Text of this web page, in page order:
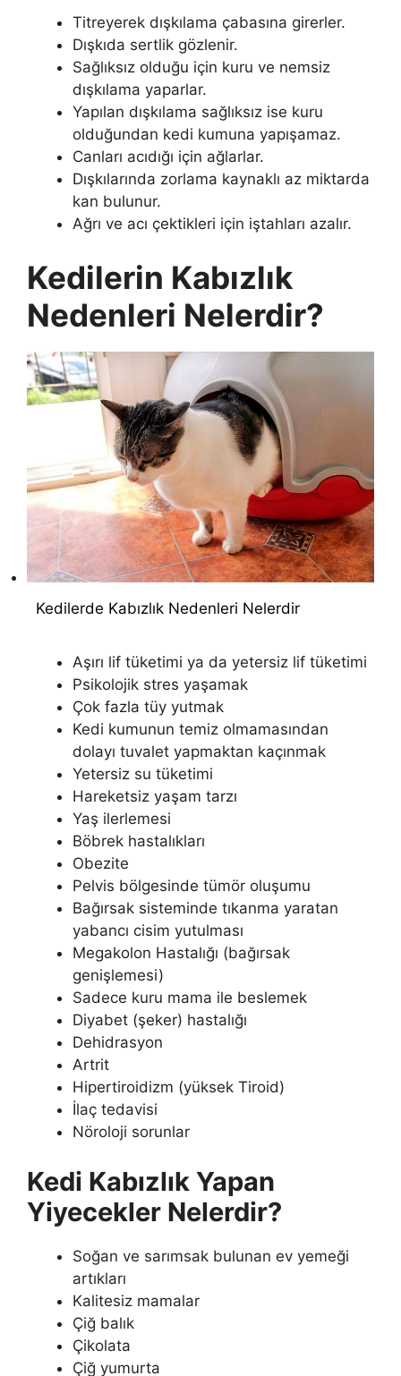
Titreyerek dışkılama çabasına girerler.
Dışkıda sertlik gözlenir.
Sağlıksız olduğu için kuru ve nemsiz
dışkılama yaparlar.
Yapılan dışkılama sağlıksız ise kuru
olduğundan kedi kumuna yapışamaz.
Canları acıdığı için ağlarlar.
Dışkılarında zorlama kaynaklı az miktarda
kan bulunur.
Ağrı ve acı çektikleri için iştahları azalır.
Kedilerin Kabızlık
Nedenleri Nelerdir?
Kedilerde Kabızlık Nedenleri Nelerdir
Aşırı lif tüketimi ya da yetersiz lif tüketimi
Psikolojik stres yaşamak
Çok fazla tüy yutmak
Kedi kumunun temiz olmamasından
dolayı tuvalet yapmaktan kaçınmak
Yetersiz su tüketimi
Hareketsiz yaşam tarzı
Yaş ilerlemesi
Böbrek hastalıkları
Obezite
Pelvis bölgesinde tümör oluşumu
Bağırsak sisteminde tıkanma yaratan
yabancı cisim yutulması
Megakolon Hastalığı (bağırsak
genişlemesi)
Sadece kuru mama ile beslemek
Diyabet (şeker) hastalığı
Dehidrasyon
Artrit
Hipertiroidizm (yüksek Tiroid)
İlaç tedavisi
Nöroloji sorunlar
Kedi Kabızlık Yapan
Yiyecekler Nelerdir?
Soğan ve sarımsak bulunan ev yemeği
artıkları
Kalitesiz mamalar
Çiğ balık
Çikolata
Çiğ yumurta